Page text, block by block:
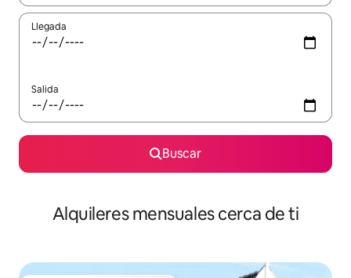
Llegada
Salida
Buscar
Alquileres mensuales cerca de ti